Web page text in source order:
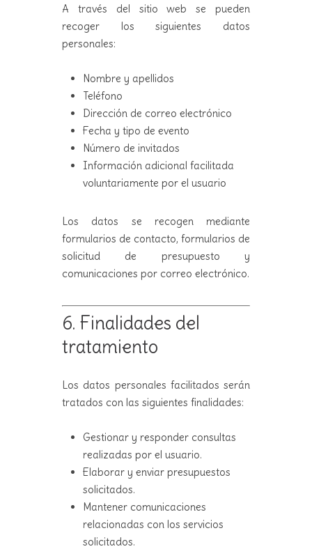
A través del sitio web se pueden
recoger los siguientes datos
personales:
Nombre y apellidos
Teléfono
Dirección de correo electrónico
Fecha y tipo de evento
Número de invitados
Información adicional facilitada
voluntariamente por el usuario
Los datos se recogen mediante
formularios de contacto, formularios de
solicitud de presupuesto y
comunicaciones por correo electrónico.
6. Finalidades del
tratamiento
Los datos personales facilitados serán
tratados con las siguientes finalidades:
Gestionar y responder consultas
realizadas por el usuario.
Elaborar y enviar presupuestos
solicitados.
Mantener comunicaciones
relacionadas con los servicios
solicitados.